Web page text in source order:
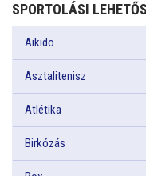
SPORTOLÁSI
Aikido
Asztalitenisz
Atlétika
Birkózás